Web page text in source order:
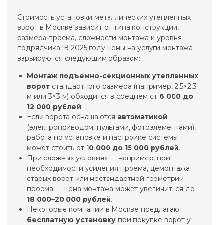
Стоимость установки металлических утепленных
ворот в Москве зависит от типа конструкции,
размера проема, сложности монтажа и уровня
подрядчика. В 2025 году цены на услуги монтажа
варьируются следующим образом:
Монтаж подъемно-секционных утепленных
ворот стандартного размера (например, 2,5×2,3
м или 3×3 м) обходится в среднем от 6 000 до
12 000 рублей.
Если ворота оснащаются автоматикой
(электроприводом, пультами, фотоэлементами),
работа по установке и настройке системы
может стоить от 10 000 до 15 000 рублей.
При сложных условиях — например, при
необходимости усиления проема, демонтажа
старых ворот или нестандартной геометрии
проема — цена монтажа может увеличиться до
18 000–20 000 рублей.
Некоторые компании в Москве предлагают
бесплатную установку при покупке ворот у